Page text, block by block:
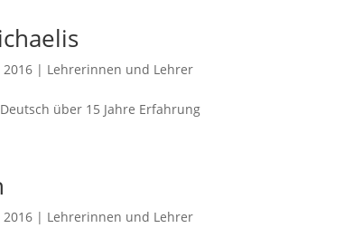
2016 | Lehrerinnen und Lehrer
über 15 Jahre Erfahrung
2016 | Lehrerinnen und Lehrer